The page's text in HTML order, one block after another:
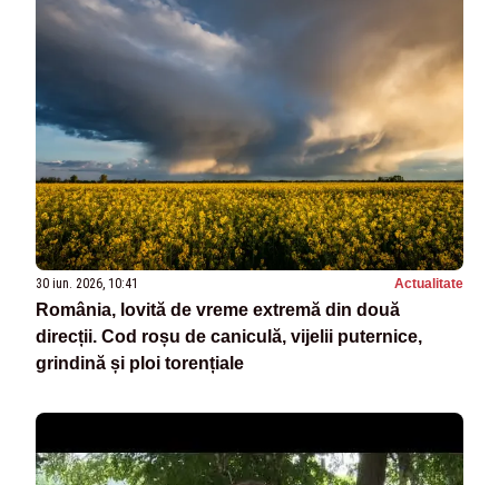
30 iun. 2026, 10:41 Actualitate
România, lovită de vreme extremă din două
direcții. Cod roșu de caniculă, vijelii puternice,
grindină și ploi torențiale